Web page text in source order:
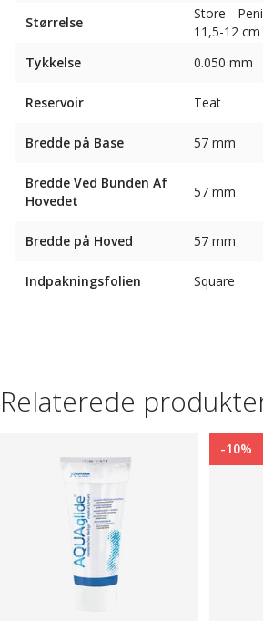
Størrelse
Store -
11,5-12 cm
Tykkelse
0.050 mm
Reservoir Teat
Bredde på Base 57 mm
Bredde Ved Bunden Af ​​
Hovedet
57 mm
Bredde på Hoved 57 mm
Indpakningsfolien Square
Relaterede
-10%